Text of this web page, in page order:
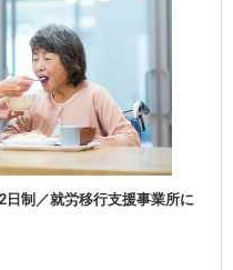
日制／就労移行支援事業所に